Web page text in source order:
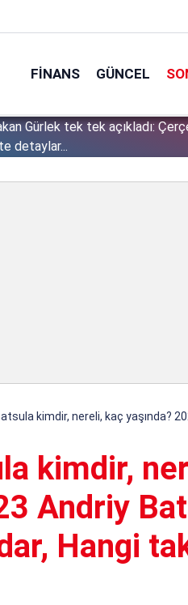
FINANS GÜNCEL
Gürlek tek tek açıkladı:
detaylar...
kimdir, nereli, kaç yaşında?
kimdir,
Andriy
Hangi